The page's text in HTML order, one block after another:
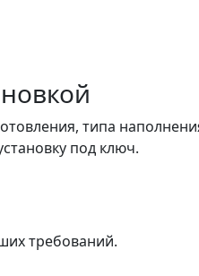
типа
под ключ.
требований.